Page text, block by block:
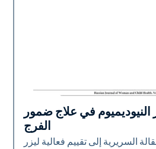
النيوديميوم في علاج ضمور
الفرج
السريرية إلى تقييم فعالية ليزر